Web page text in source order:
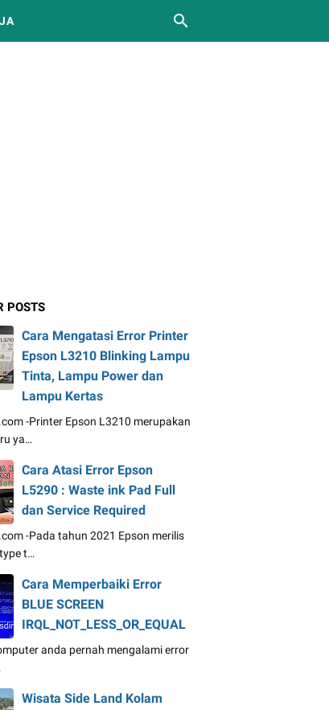
POSTS
Cara Mengatasi Error Printer
Epson L3210 Blinking Lampu
Tinta, Lampu Power dan
Lampu Kertas
-Printer Epson L3210 merupakan
ya…
Cara Atasi Error Epson
L5290 : Waste ink Pad Full
dan Service Required
-Pada tahun 2021 Epson merilis
t…
Cara Memperbaiki Error
BLUE SCREEN
IRQL_NOT_LESS_OR_EQUAL
anda pernah mengalami error
Wisata Side Land Kolam